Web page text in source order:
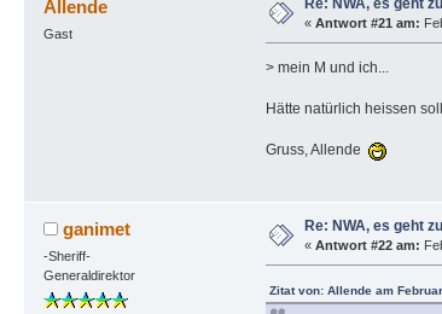
Allende
Gast
Re: NWA, es geht
« Antwort #21 am:
> mein M und ich...
Hätte natürlich heissen
Gruss, Allende
ganimet
-Sheriff-
Generaldirektor
Re: NWA, es geht
« Antwort #22 am:
Zitat von: Allende am